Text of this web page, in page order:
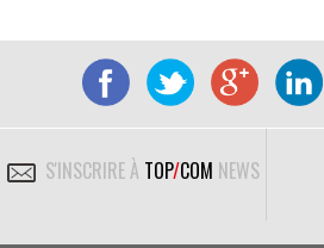
S'INSCRIRE À TOP/COM NEWS